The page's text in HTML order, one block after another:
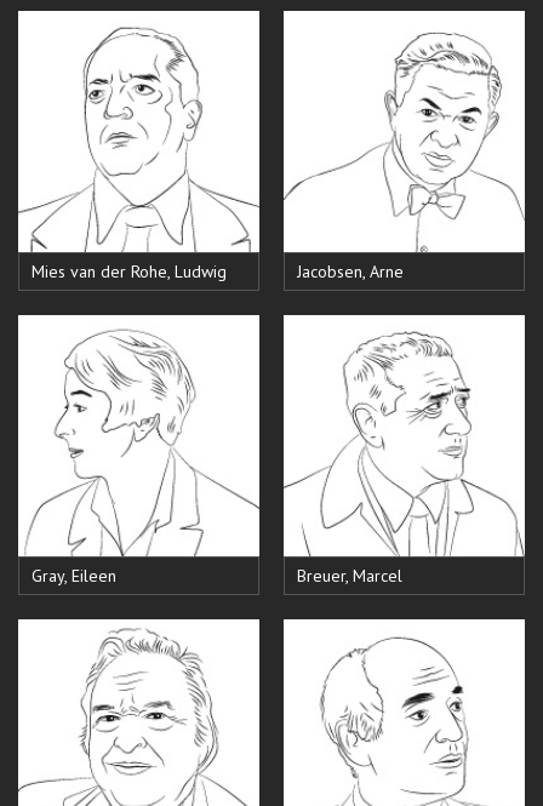
Mies van der Rohe, Ludwig Jacobsen, Arne
Gray, Eileen Breuer, Marcel